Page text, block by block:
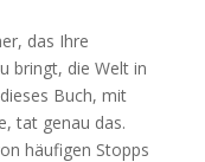
das Ihre
bringt, die Welt in
Buch, mit
tat genau das.
häufigen Stopps